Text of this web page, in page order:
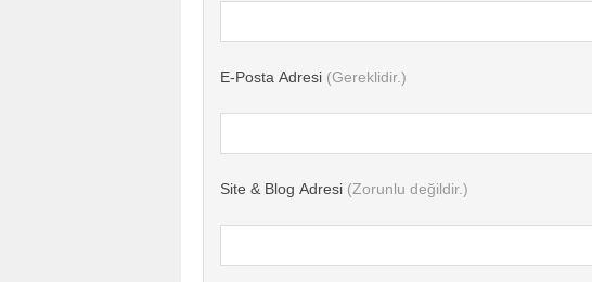
E-Posta Adresi (Gereklidir.)
Site & Blog Adresi (Zorunlu değildir.)